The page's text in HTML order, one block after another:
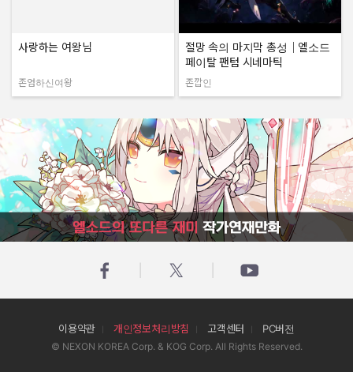
사랑하는 여왕님
작성자:
존엄하신여왕
절망 속의 마지막 총성｜엘소드
페이탈 팬텀 시네마틱
작성자:
존깝인
엘소드의 또다른 재미 작가연재만화
이용약관 개인정보처리방침 고객센터 PC버전
© NEXON KOREA Corp. & KOG Corp. All Rights Reserved.